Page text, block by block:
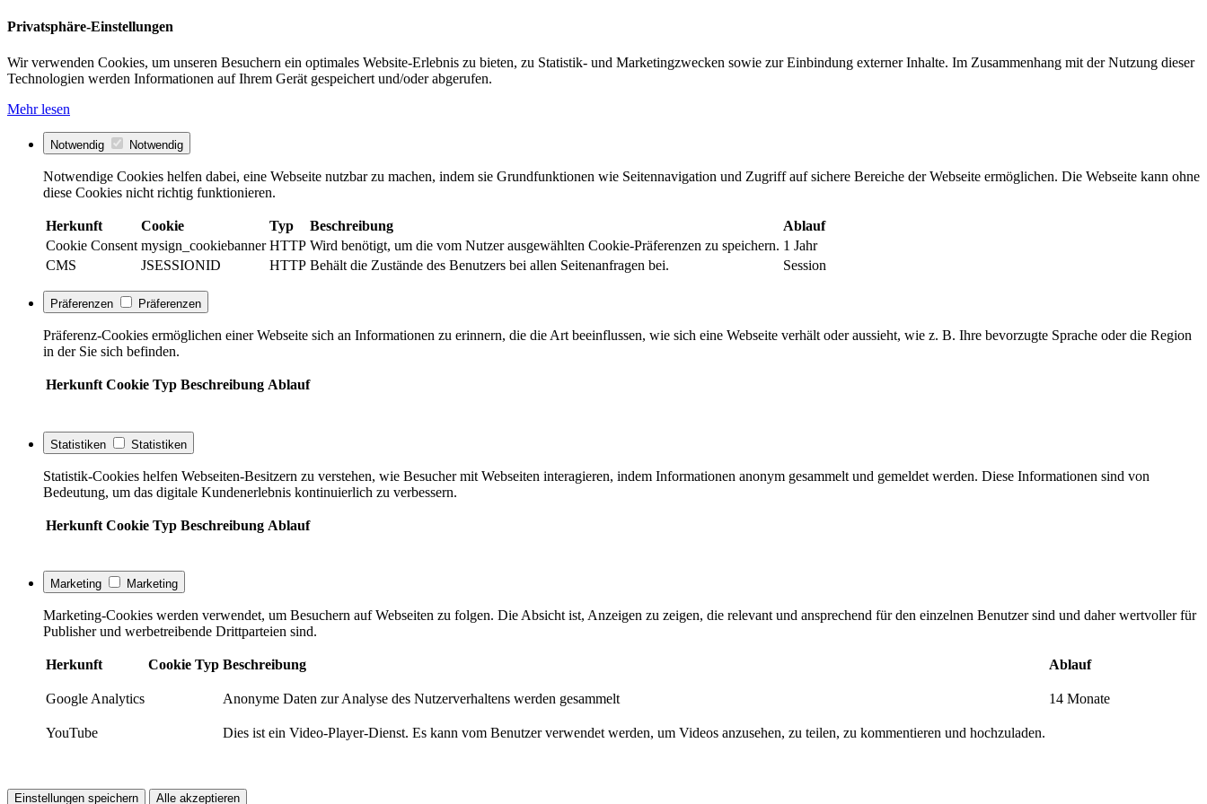
Privatsphäre-Einstellungen
Wir verwenden Cookies, um unseren Besuchern ein optimales Website-Erlebnis zu bieten, zu Statistik- und Marketingzwecken sowie zur Einbindung externer Inhalte. Im Zusammenhang mit der Nutzung dieser
Technologien werden Informationen auf Ihrem Gerät gespeichert und/oder abgerufen.
Mehr lesen
Notwendig Notwendig
Notwendige Cookies helfen dabei, eine Webseite nutzbar zu machen, indem sie Grundfunktionen wie Seitennavigation und Zugriff auf sichere Bereiche der Webseite ermöglichen. Die Webseite kann ohne
diese Cookies nicht richtig funktionieren.
Herkunft Cookie Typ Beschreibung
Ablauf
Cookie Consent mysign_cookiebanner HTTP Wird benötigt, um die vom Nutzer ausgewählten Cookie-Präferenzen zu speichern. 1 Jahr
CMS
JSESSIONID HTTP Behält die Zustände des Benutzers bei allen Seitenanfragen bei. Session
Präferenzen Präferenzen
Präferenz-Cookies ermöglichen einer Webseite sich an Informationen zu erinnern, die die Art beeinflussen, wie sich eine Webseite verhält oder aussieht, wie z. B. Ihre bevorzugte Sprache oder die Region
in der Sie sich befinden.
Herkunft Cookie Typ Beschreibung Ablauf
Statistiken Statistiken
Statistik-Cookies helfen Webseiten-Besitzern zu verstehen, wie Besucher mit Webseiten interagieren, indem Informationen anonym gesammelt und gemeldet werden. Diese Informationen sind von
Bedeutung, um das digitale Kundenerlebnis kontinuierlich zu verbessern.
Herkunft Cookie Typ Beschreibung Ablauf
Marketing Marketing
Marketing-Cookies werden verwendet, um Besuchern auf Webseiten zu folgen. Die Absicht ist, Anzeigen zu zeigen, die relevant und ansprechend für den einzelnen Benutzer sind und daher wertvoller für
Publisher und werbetreibende Drittparteien sind.
Herkunft Cookie Typ Beschreibung Ablauf
Google Analytics Anonyme Daten zur Analyse des Nutzerverhaltens werden gesammelt 14 Monate
YouTube Dies ist ein Video-Player-Dienst. Es kann vom Benutzer verwendet werden, um Videos anzusehen, zu teilen, zu kommentieren und hochzuladen.
Einstellungen speichern Alle akzeptieren